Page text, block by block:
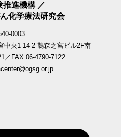
推進機構 ／
化学療法研究会
0003
中央1-14-2 鵲森之宮ビル2F南
／FAX.06-4790-7122